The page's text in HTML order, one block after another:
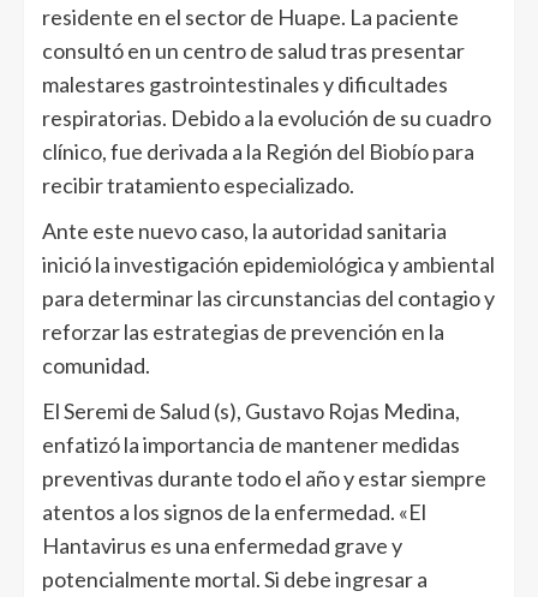
residente en el sector de Huape. La paciente
consultó en un centro de salud tras presentar
malestares gastrointestinales y dificultades
respiratorias. Debido a la evolución de su cuadro
clínico, fue derivada a la Región del Biobío para
recibir tratamiento especializado.
Ante este nuevo caso, la autoridad sanitaria
inició la investigación epidemiológica y ambiental
para determinar las circunstancias del contagio y
reforzar las estrategias de prevención en la
comunidad.
El Seremi de Salud (s), Gustavo Rojas Medina,
enfatizó la importancia de mantener medidas
preventivas durante todo el año y estar siempre
atentos a los signos de la enfermedad. «El
Hantavirus es una enfermedad grave y
potencialmente mortal. Si debe ingresar a